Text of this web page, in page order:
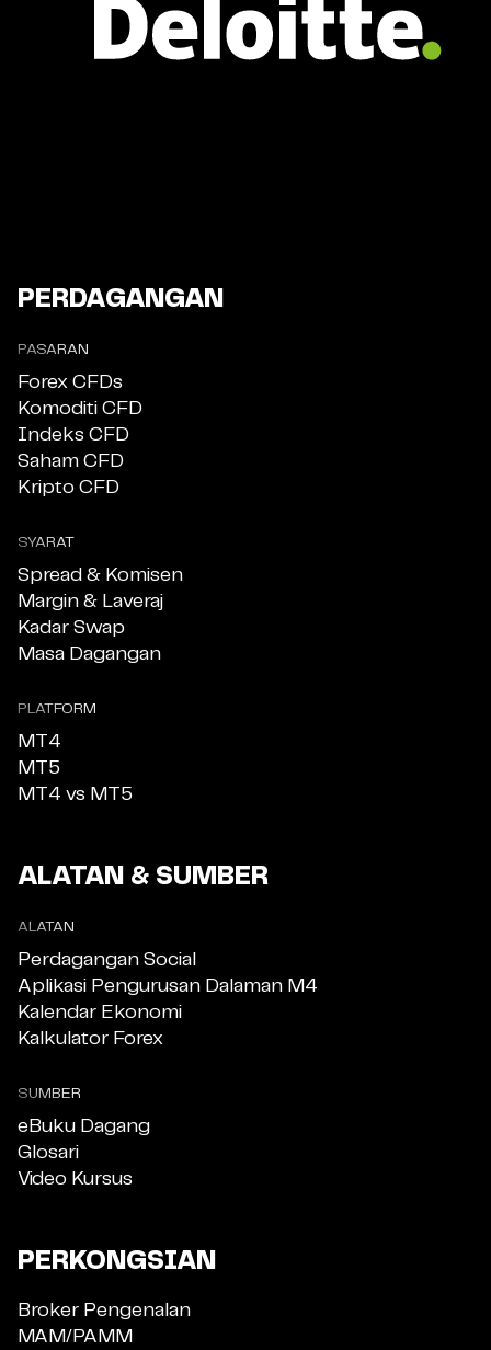
PERDAGANGAN
PASARAN
Forex CFDs
Komoditi CFD
Indeks CFD
Saham CFD
Kripto CFD
SYARAT
Spread & Komisen
Margin & Laveraj
Kadar Swap
Masa Dagangan
PLATFORM
MT4
MT5
MT4 vs MT5
ALATAN & SUMBER
ALATAN
Perdagangan Social
Aplikasi Pengurusan Dalaman M4
Kalendar Ekonomi
Kalkulator Forex
SUMBER
eBuku Dagang
Glosari
Video Kursus
PERKONGSIAN
Broker Pengenalan
MAM/PAMM